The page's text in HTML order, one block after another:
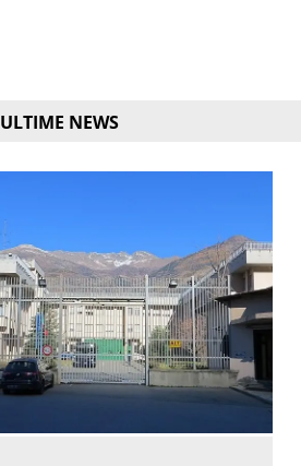
ULTIME NEWS